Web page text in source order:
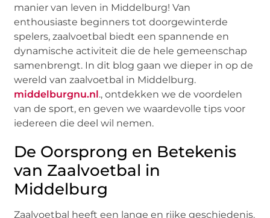
manier van leven in Middelburg! Van
enthousiaste beginners tot doorgewinterde
spelers, zaalvoetbal biedt een spannende en
dynamische activiteit die de hele gemeenschap
samenbrengt. In dit blog gaan we dieper in op de
wereld van zaalvoetbal in Middelburg.
middelburgnu.nl., ontdekken we de voordelen
van de sport, en geven we waardevolle tips voor
iedereen die deel wil nemen.
De Oorsprong en Betekenis
van Zaalvoetbal in
Middelburg
Zaalvoetbal heeft een lange en rijke geschiedenis.